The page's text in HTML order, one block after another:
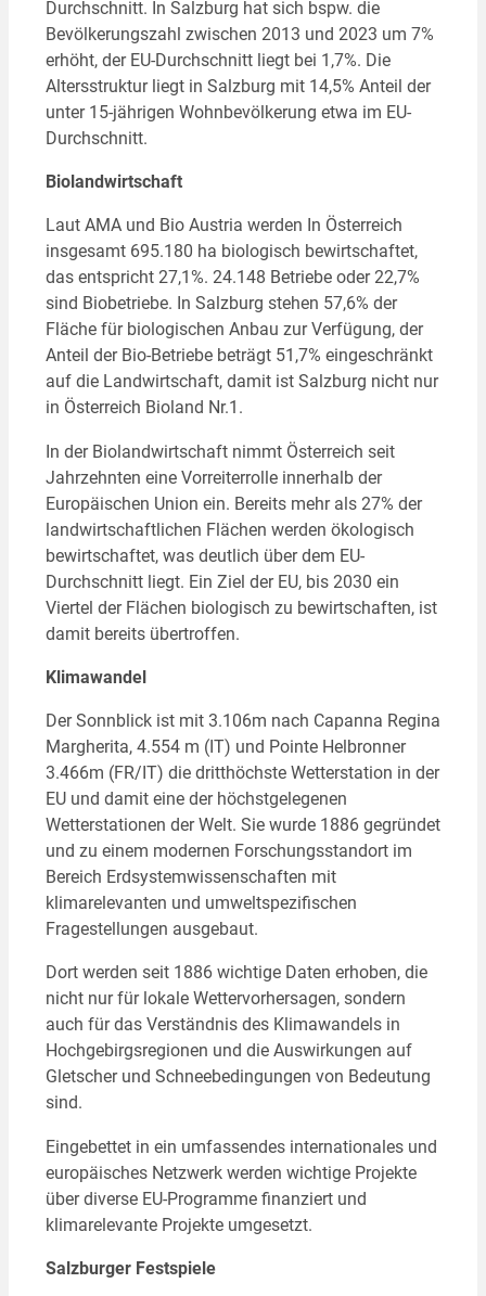
Durchschnitt. In Salzburg hat sich bspw. die
Bevölkerungszahl zwischen 2013 und 2023 um 7%
erhöht, der EU-Durchschnitt liegt bei 1,7%. Die
Altersstruktur liegt in Salzburg mit 14,5% Anteil der
unter 15-jährigen Wohnbevölkerung etwa im EU-
Durchschnitt.
Biolandwirtschaft
Laut AMA und Bio Austria werden In Österreich
insgesamt 695.180 ha biologisch bewirtschaftet,
das entspricht 27,1%. 24.148 Betriebe oder 22,7%
sind Biobetriebe. In Salzburg stehen 57,6% der
Fläche für biologischen Anbau zur Verfügung, der
Anteil der Bio-Betriebe beträgt 51,7% eingeschränkt
auf die Landwirtschaft, damit ist Salzburg nicht nur
in Österreich Bioland Nr.1.
In der Biolandwirtschaft nimmt Österreich seit
Jahrzehnten eine Vorreiterrolle innerhalb der
Europäischen Union ein. Bereits mehr als 27% der
landwirtschaftlichen Flächen werden ökologisch
bewirtschaftet, was deutlich über dem EU-
Durchschnitt liegt. Ein Ziel der EU, bis 2030 ein
Viertel der Flächen biologisch zu bewirtschaften, ist
damit bereits übertroffen.
Klimawandel
Der Sonnblick ist mit 3.106m nach Capanna Regina
Margherita, 4.554 m (IT) und Pointe Helbronner
3.466m (FR/IT) die dritthöchste Wetterstation in der
EU und damit eine der höchstgelegenen
Wetterstationen der Welt. Sie wurde 1886 gegründet
und zu einem modernen Forschungsstandort im
Bereich Erdsystemwissenschaften mit
klimarelevanten und umweltspezifischen
Fragestellungen ausgebaut.
Dort werden seit 1886 wichtige Daten erhoben, die
nicht nur für lokale Wettervorhersagen, sondern
auch für das Verständnis des Klimawandels in
Hochgebirgsregionen und die Auswirkungen auf
Gletscher und Schneebedingungen von Bedeutung
sind.
Eingebettet in ein umfassendes internationales und
europäisches Netzwerk werden wichtige Projekte
über diverse EU-Programme finanziert und
klimarelevante Projekte umgesetzt.
Salzburger Festspiele